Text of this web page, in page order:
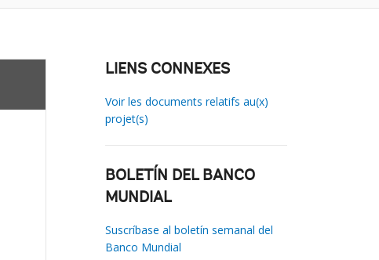
LIENS CONNEXES
Voir les documents relatifs au(x)
projet(s)
BOLETÍN DEL BANCO
MUNDIAL
Suscríbase al boletín semanal del
Banco Mundial